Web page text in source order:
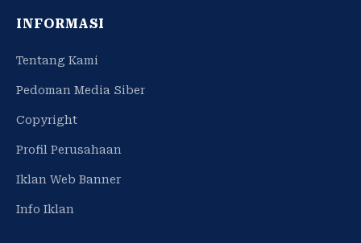
INFORMASI
Tentang Kami
Pedoman Media Siber
Copyright
Profil Perusahaan
Iklan Web Banner
Info Iklan